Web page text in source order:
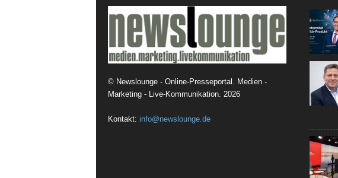
© Newslounge - Online-Presseportal. Medien -
Marketing - Live-Kommunikation. 2026
Kontakt: info@newslounge.de